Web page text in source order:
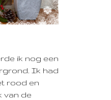
ik nog een
Ik had
rood en
van de